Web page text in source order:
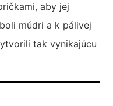
aby jej
múdri a k pálivej
tak vynikajúcu